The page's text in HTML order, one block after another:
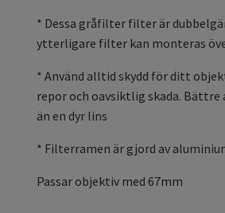
* Dessa gråfilter filter är
ytterligare filter kan monteras
* Använd alltid skydd för ditt
repor och oavsiktlig skada.
än en dyr lins
* Filterramen är gjord av
Passar objektiv med 67mm